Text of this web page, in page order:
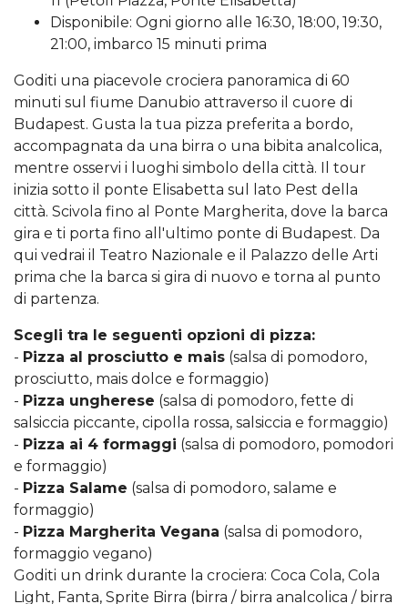
Disponibile: Ogni giorno alle 16:30, 18:00, 19:30,
21:00, imbarco 15 minuti prima
Goditi una piacevole crociera panoramica di 60
minuti sul fiume Danubio attraverso il cuore di
Budapest. Gusta la tua pizza preferita a bordo,
accompagnata da una birra o una bibita analcolica,
mentre osservi i luoghi simbolo della città. Il tour
inizia sotto il ponte Elisabetta sul lato Pest della
città. Scivola fino al Ponte Margherita, dove la barca
gira e ti porta fino all'ultimo ponte di Budapest. Da
qui vedrai il Teatro Nazionale e il Palazzo delle Arti
prima che la barca si gira di nuovo e torna al punto
di partenza.
Scegli tra le seguenti opzioni di pizza:
- Pizza al prosciutto e mais (salsa di pomodoro,
prosciutto, mais dolce e formaggio)
- Pizza ungherese (salsa di pomodoro, fette di
salsiccia piccante, cipolla rossa, salsiccia e formaggio)
- Pizza ai 4 formaggi (salsa di pomodoro, pomodori
e formaggio)
- Pizza Salame (salsa di pomodoro, salame e
formaggio)
- Pizza Margherita Vegana (salsa di pomodoro,
formaggio vegano)
Goditi un drink durante la crociera: Coca Cola, Cola
Light, Fanta, Sprite Birra (birra / birra analcolica / birra